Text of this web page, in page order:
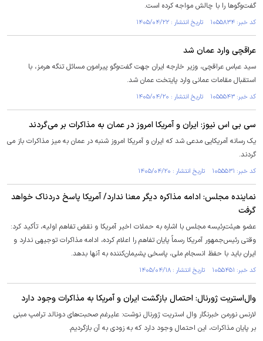
گفت‌و‌گو‌ها را با چالش مواجه کرده است.
کد خبر: ۱۰۵۵۸۳۴ تاریخ انتشار : ۱۴۰۵/۰۴/۲۲
عراقچی وارد عمان شد
سید عباس عراقچی، وزیر خارجه ایران جهت گفت‌و‌گو پیرامون مسائل تنگه هرمز، با
استقبال مقامات عمانی وارد پایتخت عمان شد.
کد خبر: ۱۰۵۵۵۴۳ تاریخ انتشار : ۱۴۰۵/۰۴/۲۰
سی بی اس نیوز: ایران و آمریکا امروز در عمان به مذاکرات بر می‌گردند
یک رسانه آمریکایی مدعی شد که ایران و آمریکا امروز شنبه در عمان به میز مذاکرات باز می
گردند.
کد خبر: ۱۰۵۵۵۳۱ تاریخ انتشار : ۱۴۰۵/۰۴/۲۰
نماینده مجلس: ادامه مذاکره دیگر معنا ندارد/ آمریکا پاسخ دردناک خواهد
گرفت
عضو هیئت‌رئیسه مجلس با اشاره به حملات اخیر آمریکا و نقض تفاهم اولیه، تأکید کرد:
وقتی رئیس‌جمهور آمریکا رسماً پایان تفاهم را اعلام کرده، ادامه مذاکرات توجیهی ندارد و
ایران باید با حفظ انسجام ملی، پاسخی پشیمان‌کننده به آنها بدهد.
کد خبر: ۱۰۵۵۴۵۱ تاریخ انتشار : ۱۴۰۵/۰۴/۱۸
وال‌استریت ژورنال: احتمال بازگشت ایران و آمریکا به مذاکرات وجود دارد
لارنس نورمن خبرنگار وال استریت ژورنال نوشت: علیرغم صحبت‌های دونالد ترامپ مبنی
بر پایان مذاکرات، این احتمال وجود دارد که به زودی به آن بازگردیم.